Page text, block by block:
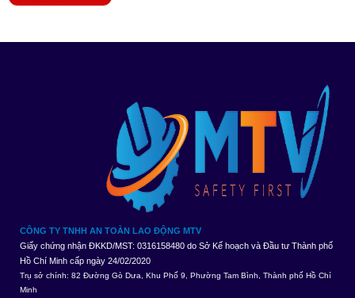
CÔNG TY TNHH AN TOÀN LAO ĐỘNG MTV
Giấy chứng nhận ĐKKD/MST: 0316158480 do Sở Kế hoạch và Đầu tư Thành phố
Hồ Chí Minh cấp ngày 24/02/2020
Trụ sở chính: 82 Đường Gò Dưa, Khu Phố 9, Phường Tam Bình, Thành phố Hồ Chí
Minh